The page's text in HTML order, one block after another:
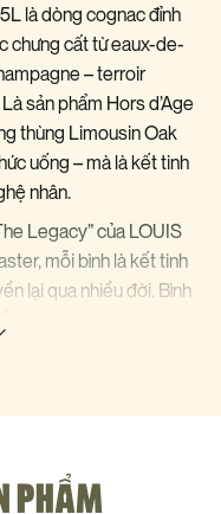
là dòng cognac đỉnh
chưng cất từ eaux-de-
– terroir
sản phẩm Hors d’Age
thùng Limousin Oak
uống – mà là kết tinh
nhân.
Legacy” của LOUIS
mỗi bình là kết tinh
lại qua nhiều đời. Bình
tượng của di sản gia
PHẨM